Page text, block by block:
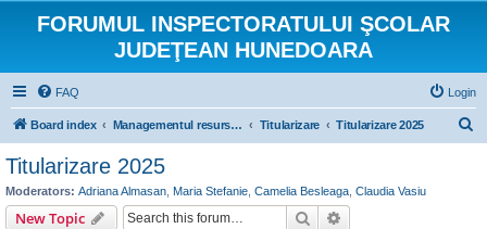
FORUMUL INSPECTORATULUI ŞCOLAR
JUDEŢEAN HUNEDOARA
FAQ Login
Board index Managementul resurselor umane Titularizare Titularizare 2025
Titularizare 2025
Moderators: Adriana Almasan Maria Stefanie Camelia Besleaga Claudia Vasiu
New Topic Search